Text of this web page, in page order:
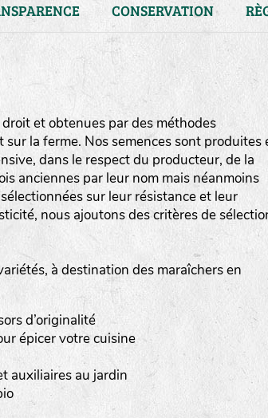
CONSERVATION
et obtenues par des méthodes
la ferme. Nos semences sont produites
dans le respect du producteur, de la
anciennes par leur nom mais néanmoins
sur leur résistance et leur
nous ajoutons des critères de
à destination des maraîchers en
d’originalité
épicer votre cuisine
auxiliaires au jardin
:F BEL20BPA1A (en haut à
catégories étant :
: Engrais vert
Légumes
: Aromatiques
de la variété
(Ici Belle de nuit)
de récolte
(ici 2020)